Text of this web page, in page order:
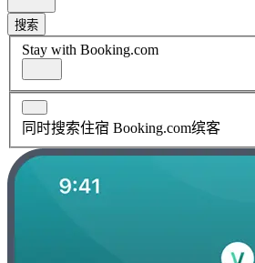
搜索
Stay with Booking.com
同时搜索住宿 Booking.com缤客